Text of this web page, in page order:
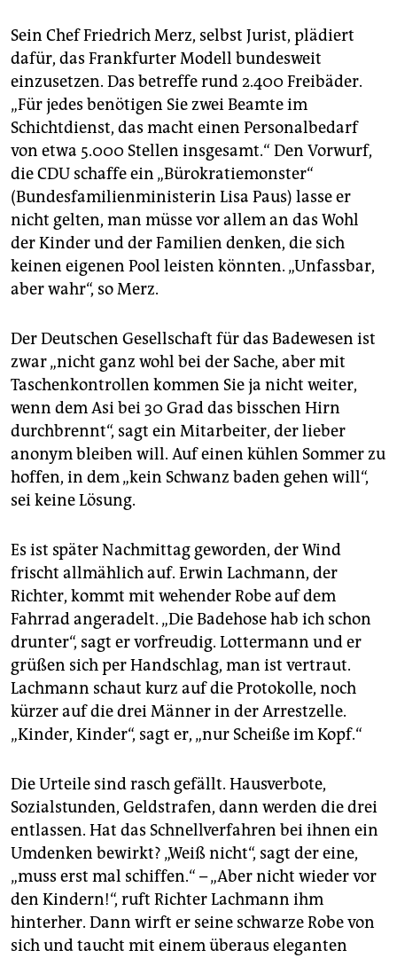
Sein Chef Friedrich Merz, selbst Jurist, plädiert
dafür, das Frankfurter Modell bundesweit
einzusetzen. Das betreffe rund 2.400 Freibäder.
„Für jedes benötigen Sie zwei Beamte im
Schichtdienst, das macht einen Personalbedarf
von etwa 5.000 Stellen insgesamt.“ Den Vorwurf,
die CDU schaffe ein „Bürokratiemonster“
(Bundesfamilienministerin Lisa Paus) lasse er
nicht gelten, man müsse vor allem an das Wohl
der Kinder und der Familien denken, die sich
keinen eigenen Pool leisten könnten. „Unfassbar,
aber wahr“, so Merz.
Der Deutschen Gesellschaft für das Badewesen ist
zwar „nicht ganz wohl bei der Sache, aber mit
Taschenkontrollen kommen Sie ja nicht weiter,
wenn dem Asi bei 30 Grad das bisschen Hirn
durchbrennt“, sagt ein Mitarbeiter, der lieber
anonym bleiben will. Auf einen kühlen Sommer zu
hoffen, in dem „kein Schwanz baden gehen will“,
sei keine Lösung.
Es ist später Nachmittag geworden, der Wind
frischt allmählich auf. Erwin Lachmann, der
Richter, kommt mit wehender Robe auf dem
Fahrrad angeradelt. „Die Badehose hab ich schon
drunter“, sagt er vorfreudig. Lottermann und er
grüßen sich per Handschlag, man ist vertraut.
Lachmann schaut kurz auf die Protokolle, noch
kürzer auf die drei Männer in der Arrestzelle.
„Kinder, Kinder“, sagt er, „nur Scheiße im Kopf.“
Die Urteile sind rasch gefällt. Hausverbote,
Sozialstunden, Geldstrafen, dann werden die drei
entlassen. Hat das Schnellverfahren bei ihnen ein
Umdenken bewirkt? „Weiß nicht“, sagt der eine,
„muss erst mal schiffen.“ – „Aber nicht wieder vor
den Kindern!“, ruft Richter Lachmann ihm
hinterher. Dann wirft er seine schwarze Robe von
sich und taucht mit einem überaus eleganten